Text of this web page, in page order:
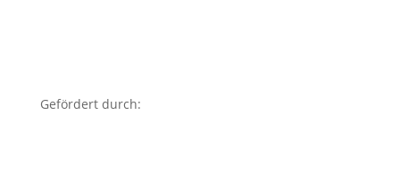
Gefördert durch: